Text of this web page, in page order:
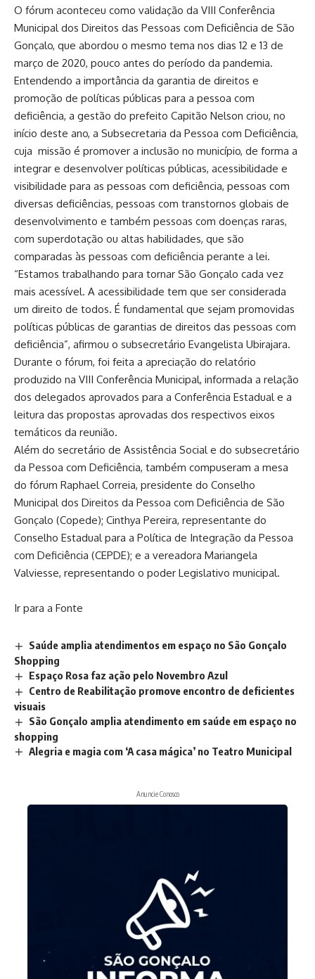
O fórum aconteceu como validação da VIII Conferência
Municipal dos Direitos das Pessoas com Deficiência de São
Gonçalo, que abordou o mesmo tema nos dias 12 e 13 de
março de 2020, pouco antes do período da pandemia.
Entendendo a importância da garantia de direitos e
promoção de políticas públicas para a pessoa com
deficiência, a gestão do prefeito Capitão Nelson criou, no
início deste ano, a Subsecretaria da Pessoa com Deficiência,
cuja missão é promover a inclusão no município, de forma a
integrar e desenvolver políticas públicas, acessibilidade e
visibilidade para as pessoas com deficiência, pessoas com
diversas deficiências, pessoas com transtornos globais de
desenvolvimento e também pessoas com doenças raras,
com superdotação ou altas habilidades, que são
comparadas às pessoas com deficiência perante a lei.
“Estamos trabalhando para tornar São Gonçalo cada vez
mais acessível. A acessibilidade tem que ser considerada
um direito de todos. É fundamental que sejam promovidas
políticas públicas de garantias de direitos das pessoas com
deficiência”, afirmou o subsecretário Evangelista Ubirajara.
Durante o fórum, foi feita a apreciação do relatório
produzido na VIII Conferência Municipal, informada a relação
dos delegados aprovados para a Conferência Estadual e a
leitura das propostas aprovadas dos respectivos eixos
temáticos da reunião.
Além do secretário de Assistência Social e do subsecretário
da Pessoa com Deficiência, também compuseram a mesa
do fórum Raphael Correia, presidente do Conselho
Municipal dos Direitos da Pessoa com Deficiência de São
Gonçalo (Copede); Cinthya Pereira, representante do
Conselho Estadual para a Política de Integração da Pessoa
com Deficiência (CEPDE); e a vereadora Mariangela
Valviesse, representando o poder Legislativo municipal.
Ir para a Fonte
Saúde amplia atendimentos em espaço no São Gonçalo
Shopping
Espaço Rosa faz ação pelo Novembro Azul
Centro de Reabilitação promove encontro de deficientes
visuais
São Gonçalo amplia atendimento em saúde em espaço no
shopping
Alegria e magia com ‘A casa mágica’ no Teatro Municipal
Anuncie Conosco